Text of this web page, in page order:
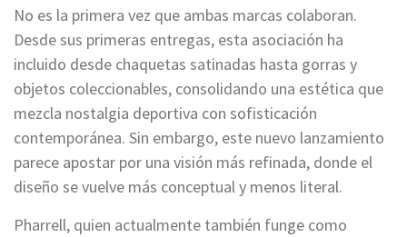
No es la primera vez que ambas marcas colaboran.
Desde sus primeras entregas, esta asociación ha
incluido desde chaquetas satinadas hasta gorras y
objetos coleccionables, consolidando una estética que
mezcla nostalgia deportiva con sofisticación
contemporánea. Sin embargo, este nuevo lanzamiento
parece apostar por una visión más refinada, donde el
diseño se vuelve más conceptual y menos literal.
Pharrell, quien actualmente también funge como